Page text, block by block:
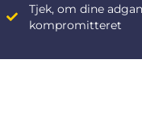
Tjek, om dine
kompromitteret